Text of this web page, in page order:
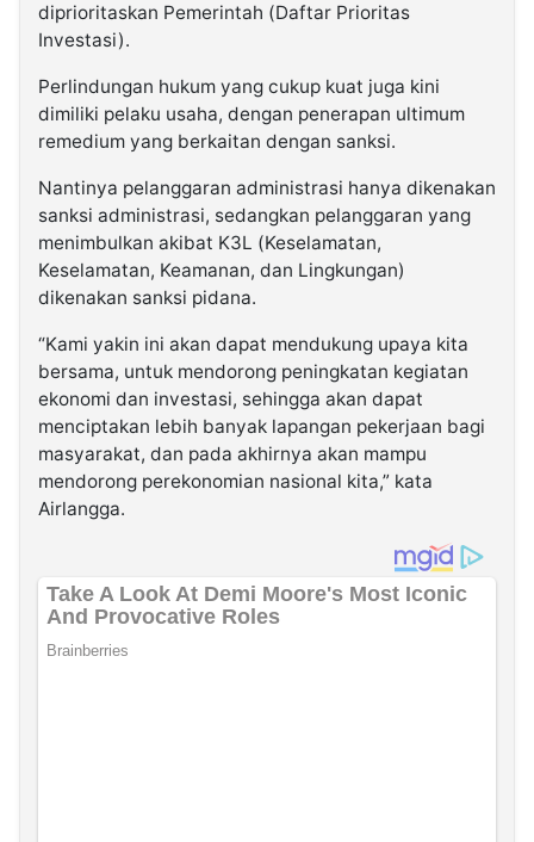
diprioritaskan Pemerintah (Daftar Prioritas
Investasi).
Perlindungan hukum yang cukup kuat juga kini
dimiliki pelaku usaha, dengan penerapan ultimum
remedium yang berkaitan dengan sanksi.
Nantinya pelanggaran administrasi hanya dikenakan
sanksi administrasi, sedangkan pelanggaran yang
menimbulkan akibat K3L (Keselamatan,
Keselamatan, Keamanan, dan Lingkungan)
dikenakan sanksi pidana.
“Kami yakin ini akan dapat mendukung upaya kita
bersama, untuk mendorong peningkatan kegiatan
ekonomi dan investasi, sehingga akan dapat
menciptakan lebih banyak lapangan pekerjaan bagi
masyarakat, dan pada akhirnya akan mampu
mendorong perekonomian nasional kita,” kata
Airlangga.